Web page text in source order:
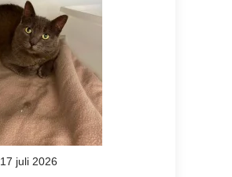
17 juli 2026